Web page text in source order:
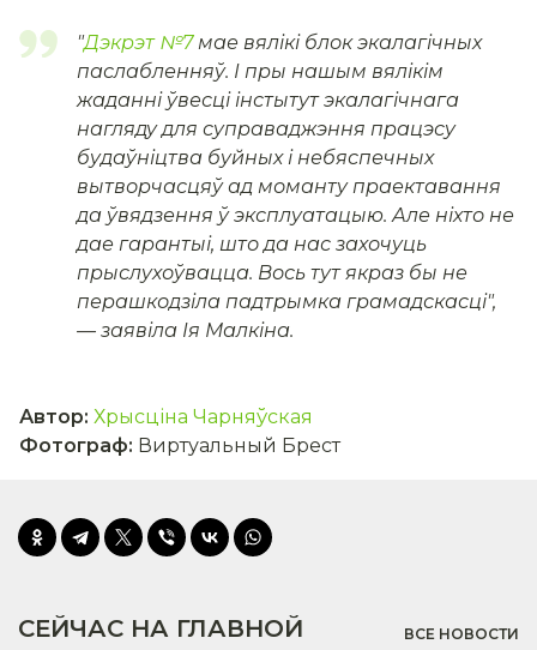
"Дэкрэт №7мае вялікі блок экалагічных
паслабленняў. І пры нашым вялікім
жаданні ўвесці інстытут экалагічнага
нагляду для суправаджэння працэсу
будаўніцтва буйных і небяспечных
вытворчасцяў ад моманту праектавання
да ўвядзення ў эксплуатацыю. Але ніхто не
дае гарантыі, што да нас захочуць
прыслухоўвацца. Вось тут якраз бы не
перашкодзіла падтрымка грамадскасці",
— заявіла Ія Малкіна.
Автор: Хрысціна Чарняўская
Фотограф: Виртуальный Брест
СЕЙЧАС НА ГЛАВНОЙ ВСЕ НОВОСТИ